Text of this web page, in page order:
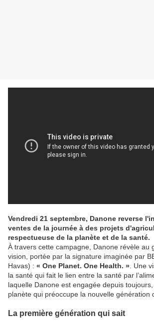
Vendredi 21 septembre, Danone reverse
ventes de la journée à des projets
respectueuse de la planète et de la santé.
À travers cette campagne, Danone révèle au
vision, portée par la signature imaginée par
Havas) : « One Planet. One Health. » . Une
la santé qui fait le lien entre la santé par
laquelle Danone est engagée depuis
planète qui préoccupe la nouvelle génération
La première génération qui sait